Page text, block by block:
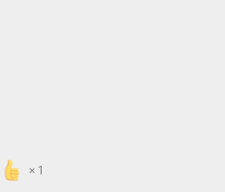
1